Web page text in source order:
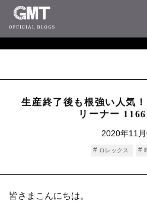
生産終了後も根強い人気
リーナー
2020年11
ロレックス
皆さまこんにちは。